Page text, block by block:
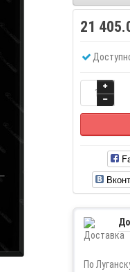
21
По